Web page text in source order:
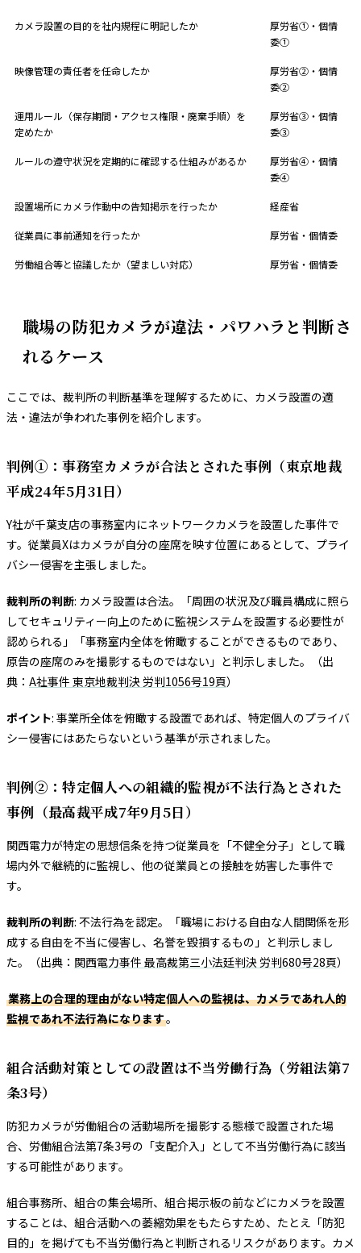
カメラ設置の目的を社内規程に明記したか
厚労省①・個情
委①
映像管理の責任者を任命したか
厚労省②・個情
委②
運用ルール（保存期間・アクセス権限・廃棄手順）を
定めたか
厚労省③・個情
委③
ルールの遵守状況を定期的に確認する仕組みがあるか
厚労省④・個情
委④
設置場所にカメラ作動中の告知掲示を行ったか 経産省
従業員に事前通知を行ったか 厚労省・個情委
労働組合等と協議したか（望ましい対応） 厚労省・個情委
職場の防犯カメラが違法・パワハラと判断さ
れるケース
ここでは、裁判所の判断基準を理解するために、カメラ設置の適
法・違法が争われた事例を紹介します。
判例①：事務室カメラが合法とされた事例（東京地裁
平成24年5月31日）
Y社が千葉支店の事務室内にネットワークカメラを設置した事件で
す。従業員Xはカメラが自分の座席を映す位置にあるとして、プライ
バシー侵害を主張しました。
裁判所の判断: カメラ設置は合法。「周囲の状況及び職員構成に照ら
してセキュリティー向上のために監視システムを設置する必要性が
認められる」「事務室内全体を俯瞰することができるものであり、
原告の座席のみを撮影するものではない」と判示しました。（出
典： A社事件 東京地裁判決 労判1056号19頁）
ポイント: 事業所全体を俯瞰する設置であれば、特定個人のプライバ
シー侵害にはあたらないという基準が示されました。
判例②：特定個人への組織的監視が不法行為とされた
事例（最高裁平成7年9月5日）
関西電力が特定の思想信条を持つ従業員を「不健全分子」として職
場内外で継続的に監視し、他の従業員との接触を妨害した事件で
す。
裁判所の判断: 不法行為を認定。「職場における自由な人間関係を形
成する自由を不当に侵害し、名誉を毀損するもの」と判示しまし
た。（出典： 関西電力事件 最高裁第三小法廷判決 労判680号28頁）
業務上の合理的理由がない特定個人への監視は、カメラであれ人的
監視であれ不法行為になります。
組合活動対策としての設置は不当労働行為（労組法第7
条3号）
防犯カメラが労働組合の活動場所を撮影する態様で設置された場
合、労働組合法第7条3号の「支配介入」として不当労働行為に該当
する可能性があります。
組合事務所、組合の集会場所、組合掲示板の前などにカメラを設置
することは、組合活動への萎縮効果をもたらすため、たとえ「防犯
目的」を掲げても不当労働行為と判断されるリスクがあります。カメ